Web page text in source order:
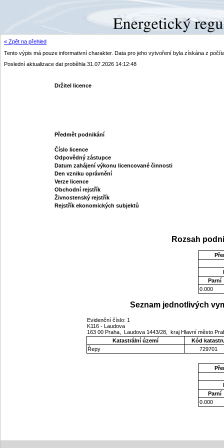
« Zpět na přehled
Tento výpis má pouze informativní charakter. Data pro jeho vytvoření byla získána z
Poslední aktualizace dat proběhla 31.07.2026 14:12:48
Držitel licence
Předmět podnikání
Číslo licence
Odpovědný zástupce
Datum zahájení výkonu licencované činnosti
Den vzniku oprávnění
Verze licence
Obchodní rejstřík
Živnostenský rejstřík
Rejstřík ekonomických subjektů
Rozsah
Parní
0.000
Seznam jednotlivých
Evidenční číslo: 1
K116 - Laudova
163 00 Praha, Laudova 1443/28, kraj Hlavní město
Katastrální území
Kód
Řepy
729701
Parní
0.000